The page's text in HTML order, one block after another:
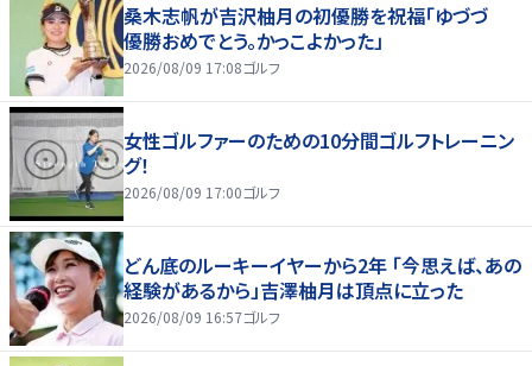
桑木志帆が吉沢柚月の初優勝を祝福「ゆづづ
優勝おめでとう。かっこよかった」
2026/08/09 17:08ゴルフ
女性ゴルファーのための10分間ゴルフトレーニン
グ！
2026/08/09 17:00ゴルフ
どん底のルーキーイヤーから2年 「今思えば、あの
経験があるから」吉澤柚月は頂点に立った
2026/08/09 16:57ゴルフ